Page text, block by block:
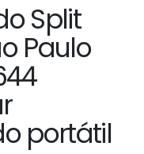
Split
Paulo
portátil